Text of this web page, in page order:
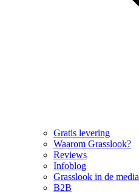
Gratis levering
Waarom Grasslook?
Reviews
Infoblog
Grasslook in de media
B2B